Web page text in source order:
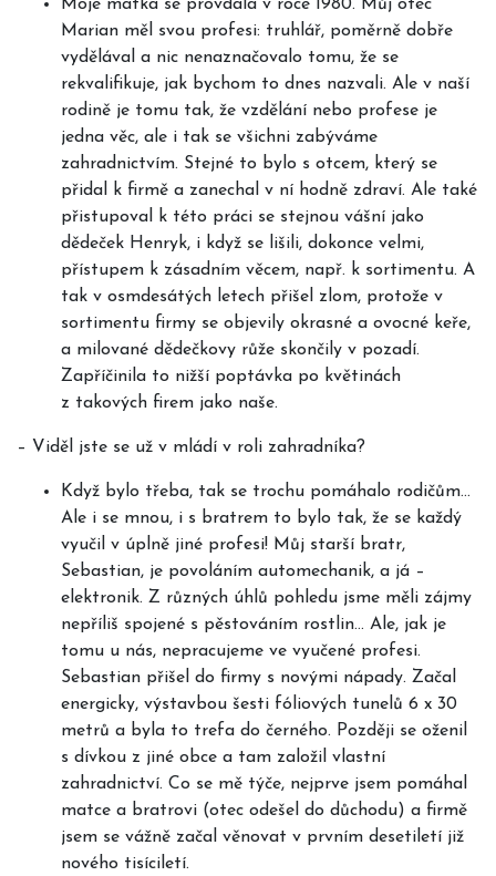
Moje matka se provdala v roce 1980. Můj otec
Marian měl svou profesi: truhlář, poměrně dobře
vydělával a nic nenaznačovalo tomu, že se
rekvalifikuje, jak bychom to dnes nazvali. Ale v naší
rodině je tomu tak, že vzdělání nebo profese je
jedna věc, ale i tak se všichni zabýváme
zahradnictvím. Stejné to bylo s otcem, který se
přidal k firmě a zanechal v ní hodně zdraví. Ale také
přistupoval k této práci se stejnou vášní jako
dědeček Henryk, i když se lišili, dokonce velmi,
přístupem k zásadním věcem, např. k sortimentu. A
tak v osmdesátých letech přišel zlom, protože v
sortimentu firmy se objevily okrasné a ovocné keře,
a milované dědečkovy růže skončily v pozadí.
Zapříčinila to nižší poptávka po květinách
z takových firem jako naše.
– Viděl jste se už v mládí v roli zahradníka?
Když bylo třeba, tak se trochu pomáhalo rodičům…
Ale i se mnou, i s bratrem to bylo tak, že se každý
vyučil v úplně jiné profesi! Můj starší bratr,
Sebastian, je povoláním automechanik, a já –
elektronik. Z různých úhlů pohledu jsme měli zájmy
nepříliš spojené s pěstováním rostlin… Ale, jak je
tomu u nás, nepracujeme ve vyučené profesi.
Sebastian přišel do firmy s novými nápady. Začal
energicky, výstavbou šesti fóliových tunelů 6 x 30
metrů a byla to trefa do černého. Později se oženil
s dívkou z jiné obce a tam založil vlastní
zahradnictví. Co se mě týče, nejprve jsem pomáhal
matce a bratrovi (otec odešel do důchodu) a firmě
jsem se vážně začal věnovat v prvním desetiletí již
nového tisíciletí.